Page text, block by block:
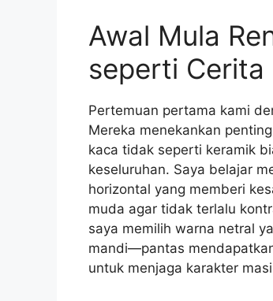
Awal Mula
seperti Cerita
Pertemuan pertama kami
Mereka menekankan
kaca tidak seperti keramik
keseluruhan. Saya belajar
horizontal yang memberi
muda agar tidak terlalu
saya memilih warna netral
mandi—pantas
untuk menjaga karakter